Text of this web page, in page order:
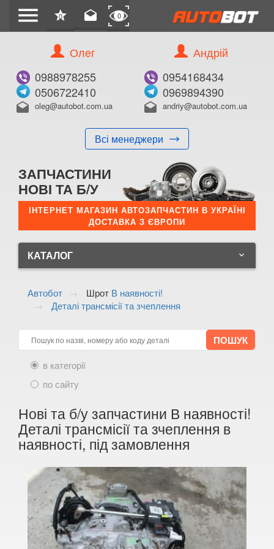
menu star
0 drafts 0
Олег
0988978255
0506722410
drafts oleg@autobot.com.ua
Всі менеджери
Андрій
0954168434
0969894390
drafts andriy@autobot.com.ua
ЗАПЧАСТИНИ
НОВІ ТА Б/У
ІНТЕРНЕТ МАГАЗИН АВТОЗАПЧАСТИН В УКРАЇНІ
ДОСТАВКА З ЄВРОПИ
КАТАЛОГ keyboard_arrow_down
AUDI
BMW keyboard_arrow_down
CITROEN
FIAT
FORD keyboard_arrow_down
HONDA
JAGUAR keyboard_arrow_down
JEEP keyboard_arrow_down
KIA
Автобот Шрот В наявності!
Деталі трансмісії та зчеплення
в категорії
по сайту
Нові та б/у запчастини В наявності!
Деталі трансмісії та зчеплення в
наявності, під замовлення